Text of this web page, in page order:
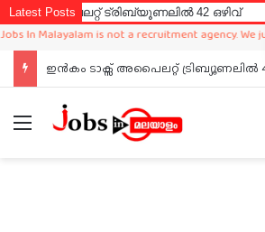
Latest Postsട്രിബ്യൂണലിൽ 42 ഒഴിവ് Cochin
Malayalam is not a recruitment agency. We just
ഇൻകം ടാക്സ് അപൈലറ്റ് ട്രിബ്യൂണലിൽ
Menu